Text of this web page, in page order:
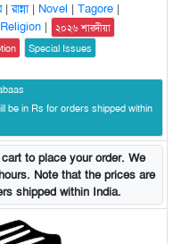
|রান্না| Novel | Tagore |
Religion |
২০২৬ শারদীয়া
Special Issues
be in Rs for orders shipped within
to place your order. We
Note that the prices are
shipped within India.